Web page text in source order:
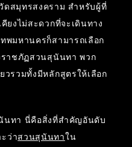
ดสมุทรสงคราม สำหรับผู้ที่
ยงไม่สะดวกที่จะเดินทาง
พมหานครก็สามารถเลือก
ราชภัฏสวนสุนันทา พวก
วรวมทั้งมีหลักสูตรให้เลือก
นทา นี่คือสิ่งที่สำคัญอันดับ
ว่าสวนสุนันทาใน